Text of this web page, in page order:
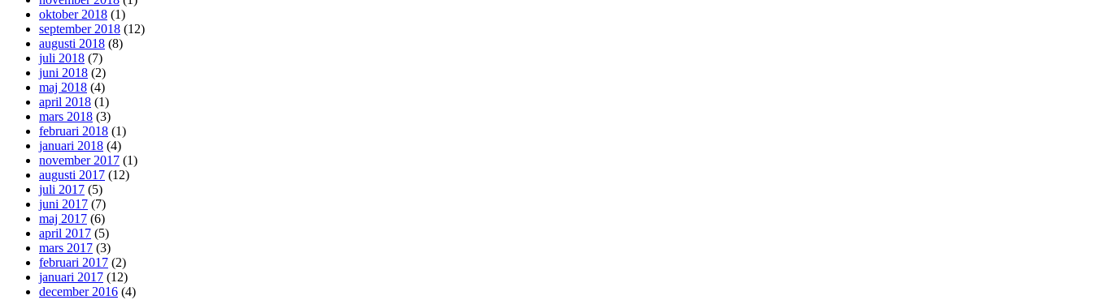
oktober 2018 (1)
september 2018 (12)
augusti 2018 (8)
juli 2018 (7)
juni 2018 (2)
maj 2018 (4)
april 2018 (1)
mars 2018 (3)
februari 2018 (1)
januari 2018 (4)
november 2017 (1)
augusti 2017 (12)
juli 2017 (5)
juni 2017 (7)
maj 2017 (6)
april 2017 (5)
mars 2017 (3)
februari 2017 (2)
januari 2017 (12)
december 2016 (4)